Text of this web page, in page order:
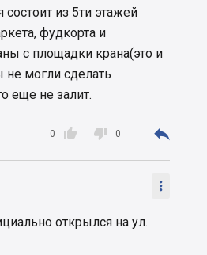
состоит из 5ти этажей
фудкорта и
с площадки крана(это и
не могли сделать
еще не залит.

0  0 

открылся на ул.